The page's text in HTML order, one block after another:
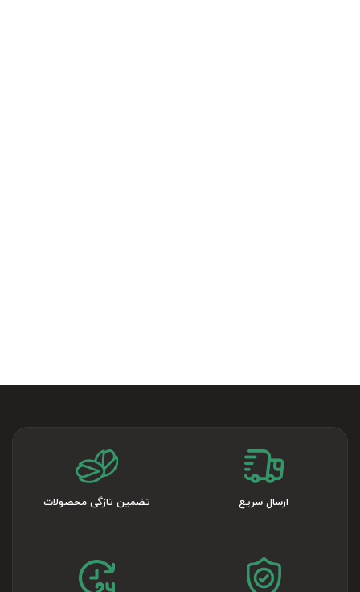
ارسال سریع تضمین تازگی محصولات